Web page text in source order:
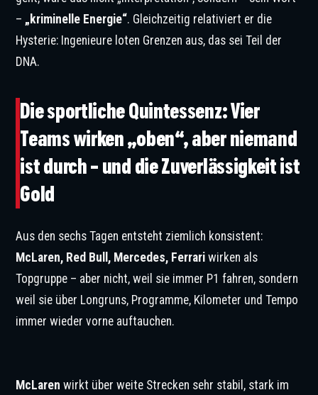
– „kriminelle Energie“. Gleichzeitig relativiert er die
Hysterie: Ingenieure loten Grenzen aus, das sei Teil der
DNA.
Die sportliche Quintessenz: Vier
Teams wirken „oben“, aber niemand
ist durch – und die Zuverlässigkeit ist
Gold
Aus den sechs Tagen entsteht ziemlich konsistent:
McLaren, Red Bull, Mercedes, Ferrari wirken als
Topgruppe – aber nicht, weil sie immer P1 fahren, sondern
weil sie über Longruns, Programme, Kilometer und Tempo
immer wieder vorne auftauchen.
McLaren wirkt über weite Strecken sehr stabil, stark im